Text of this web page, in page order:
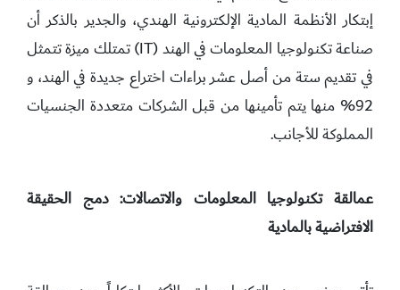
إبتكار الأنظمة المادية الإلكترونية الهندي، والجدير بالذكر أن
صناعة تكنولوجيا المعلومات في الهند (IT) تمتلك ميزة تتمثل
في تقديم ستة من أصل عشر براءات اختراع جديدة في الهند، و
92% منها يتم تأمينها من قبل الشركات متعددة الجنسيات
المملوكة للأجانب.
عمالقة تكنولوجيا المعلومات والاتصالات: دمج الحقيقة
الافتراضية بالمادية